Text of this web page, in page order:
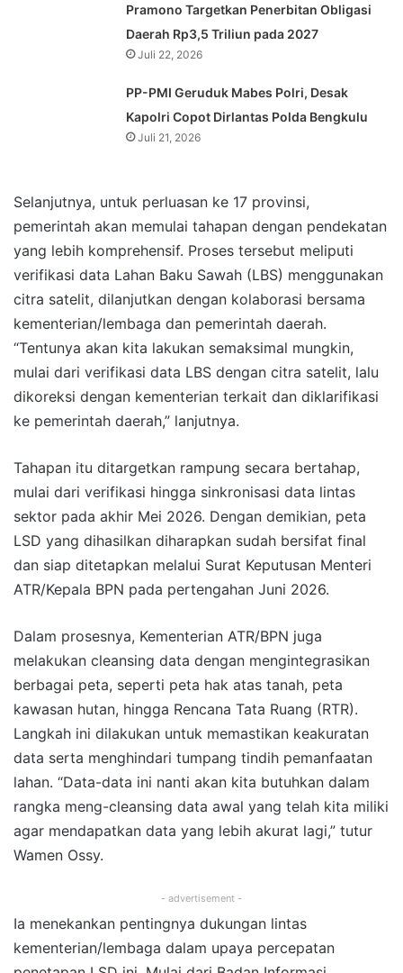
Pramono Targetkan Penerbitan Obligasi
Daerah Rp3,5 Triliun pada 2027
Juli 22, 2026
PP-PMI Geruduk Mabes Polri, Desak
Kapolri Copot Dirlantas Polda Bengkulu
Juli 21, 2026
Selanjutnya, untuk perluasan ke 17 provinsi,
pemerintah akan memulai tahapan dengan pendekatan
yang lebih komprehensif. Proses tersebut meliputi
verifikasi data Lahan Baku Sawah (LBS) menggunakan
citra satelit, dilanjutkan dengan kolaborasi bersama
kementerian/lembaga dan pemerintah daerah.
“Tentunya akan kita lakukan semaksimal mungkin,
mulai dari verifikasi data LBS dengan citra satelit, lalu
dikoreksi dengan kementerian terkait dan diklarifikasi
ke pemerintah daerah,” lanjutnya.
Tahapan itu ditargetkan rampung secara bertahap,
mulai dari verifikasi hingga sinkronisasi data lintas
sektor pada akhir Mei 2026. Dengan demikian, peta
LSD yang dihasilkan diharapkan sudah bersifat final
dan siap ditetapkan melalui Surat Keputusan Menteri
ATR/Kepala BPN pada pertengahan Juni 2026.
Dalam prosesnya, Kementerian ATR/BPN juga
melakukan cleansing data dengan mengintegrasikan
berbagai peta, seperti peta hak atas tanah, peta
kawasan hutan, hingga Rencana Tata Ruang (RTR).
Langkah ini dilakukan untuk memastikan keakuratan
data serta menghindari tumpang tindih pemanfaatan
lahan. “Data-data ini nanti akan kita butuhkan dalam
rangka meng-cleansing data awal yang telah kita miliki
agar mendapatkan data yang lebih akurat lagi,” tutur
Wamen Ossy.
- advertisement -
Ia menekankan pentingnya dukungan lintas
kementerian/lembaga dalam upaya percepatan